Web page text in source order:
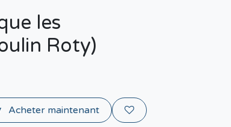
les
Roty)
Acheter maintenant